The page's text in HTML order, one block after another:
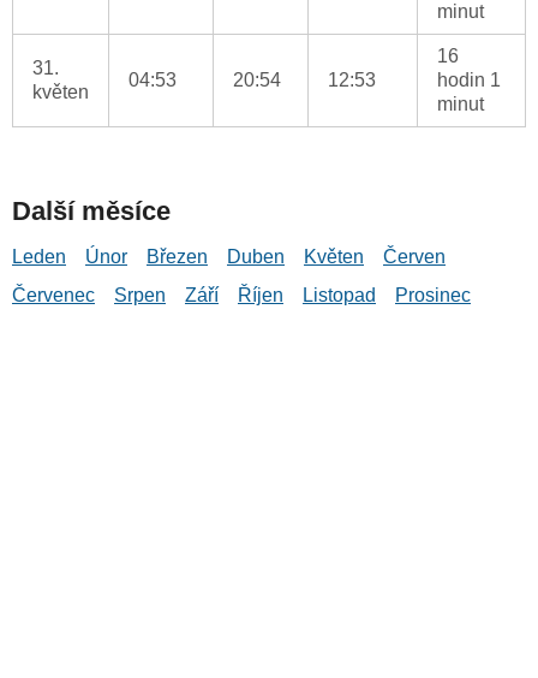
minut
31.
květen
04:53 20:54 12:53
16
hodin 1
minut
Další měsíce
Leden Únor Březen Duben Květen
Červen
Červenec
Srpen Září Říjen Listopad Prosinec